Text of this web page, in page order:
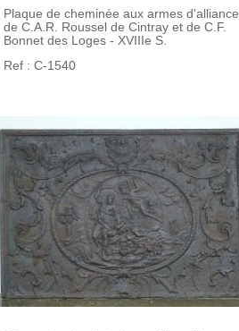
Plaque de cheminée aux armes d'alliance
de C.A.R. Roussel de Cintray et de C.F.
Bonnet des Loges - XVIIIe S.
Ref : C-1540